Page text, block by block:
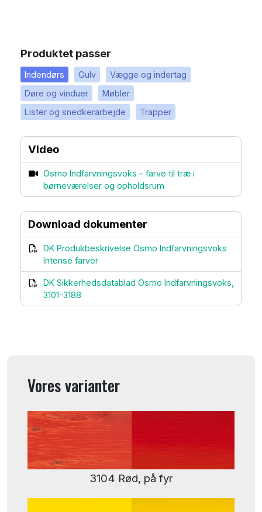
Produktet passer
Indendørs Gulv
Vægge og indertag
Døre og vinduer
Møbler
Lister og snedkerarbejde
Trapper
Video
Osmo Indfarvningsvoks – farve til træ i
børneværelser og opholdsrum
Download dokumenter
DK Produkbeskrivelse Osmo Indfarvningsvoks
Intense farver
DK Sikkerhedsdatablad Osmo Indfarvningsvoks,
3101-3188
Vores varianter
3104 Rød, på fyr